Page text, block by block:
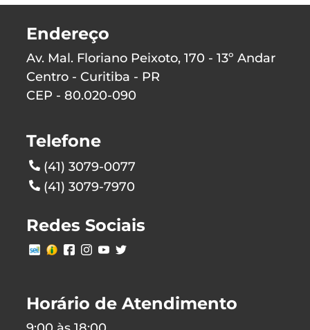
Endereço
Av. Mal. Floriano Peixoto, 170 - 13º Andar
Centro - Curitiba - PR
CEP - 80.020-090
Telefone
(41) 3079-0077
(41) 3079-7970
Redes Sociais
Horário de Atendimento